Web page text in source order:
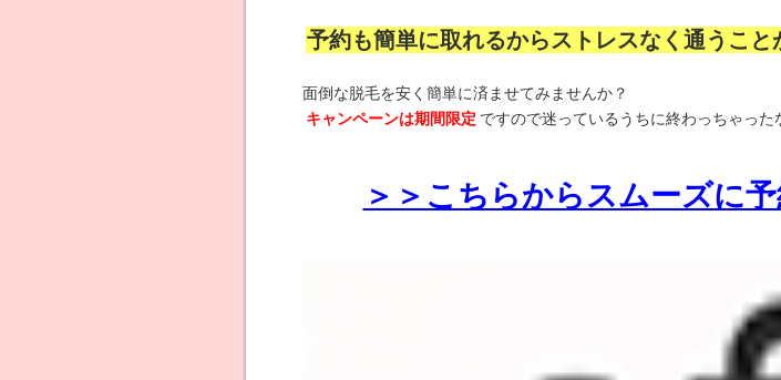
予約も簡単に取れるからストレスなく通うこと
面倒な脱毛を安く簡単に済ませてみませんか？
キャンペーンは期間限定 ですので迷っているうちに終わっちゃっ
＞＞こちらからスムーズに